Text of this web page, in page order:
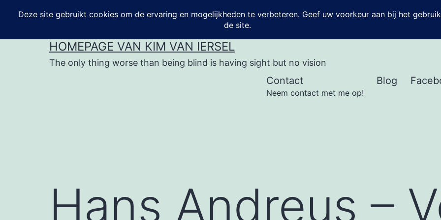
de
HOMEPAGE VAN KIM VAN IERSEL
The only thing worse than being blind is having sight but no vision
Contact
Neem contact met me op!
Blog
Hans Andreus –